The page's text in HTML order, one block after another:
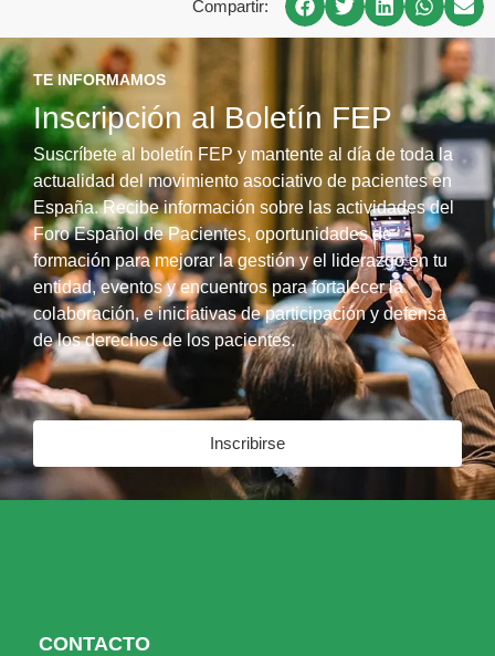
Compartir:
TE INFORMAMOS
Inscripción al Boletín FEP
Suscríbete al boletín FEP y mantente al día de toda la
actualidad del movimiento asociativo de pacientes en
España. Recibe información sobre las actividades del
Foro Español de Pacientes, oportunidades de
formación para mejorar la gestión y el liderazgo en tu
entidad, eventos y encuentros para fortalecer la
colaboración, e iniciativas de participación y defensa
de los derechos de los pacientes.
Inscribirse
CONTACTO